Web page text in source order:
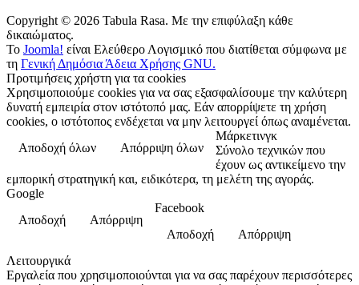
Copyright © 2026 Tabula Rasa. Με την επιφύλαξη κάθε
δικαιώματος.
Το Joomla! είναι Ελεύθερο Λογισμικό που διατίθεται σύμφωνα με
τη Γενική Δημόσια Άδεια Χρήσης GNU.
Προτιμήσεις χρήστη για τα cookies
Χρησιμοποιούμε cookies για να σας εξασφαλίσουμε την καλύτερη
δυνατή εμπειρία στον ιστότοπό μας. Εάν απορρίψετε τη χρήση
cookies, ο ιστότοπος ενδέχεται να μην λειτουργεί όπως αναμένεται.
Αποδοχή όλων
Απόρριψη όλων
Μάρκετινγκ
Σύνολο τεχνικών που
έχουν ως αντικείμενο την
εμπορική στρατηγική και, ειδικότερα, τη μελέτη της αγοράς.
Google
Αποδοχή
Απόρριψη
Facebook
Αποδοχή
Απόρριψη
Λειτουργικά
Εργαλεία που χρησιμοποιούνται για να σας παρέχουν περισσότερες